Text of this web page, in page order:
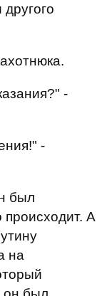
-
-
был
происходит. А
на